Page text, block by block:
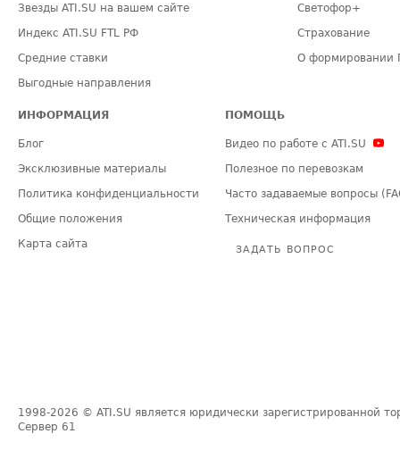
Звезды ATI.SU на вашем сайте
Индекс ATI.SU FTL РФ
Средние ставки
Выгодные направления
Светофор+
Страхование
О формировании
ИНФОРМАЦИЯ
Блог
Эксклюзивные материалы
Политика конфиденциальности
Общие положения
Карта сайта
ПОМОЩЬ
Видео по работе с ATI.SU
Полезное по перевозкам
Часто задаваемые вопросы
Техническая информация
ЗАДАТЬ ВОПРОС
1998-2026 © ATI.SU является юридически зарегистрированной
Сервер 61